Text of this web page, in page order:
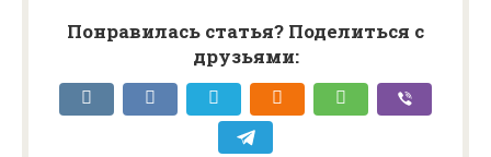
Понравилась статья? Поделиться с
друзьями: